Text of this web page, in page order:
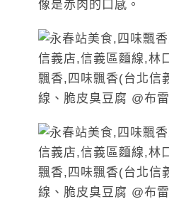
像是赤肉的口感。